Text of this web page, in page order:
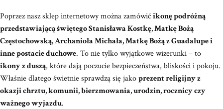
Poprzez nasz sklep internetowy można zamówićikonę podróżną
przedstawiającą świętego Stanisława Kostkę, Matkę Bożą
Częstochowską, Archanioła Michała, Matkę Bożą z Guadalupe i
inne postacie duchowe. To nie tylko wyjątkowe wizerunki – to
ikony z duszą, które dają poczucie bezpieczeństwa, bliskości i pokoju.
Właśnie dlatego świetnie sprawdzą się jakoprezent religijny z
okazji chrztu, komunii, bierzmowania, urodzin, rocznicy czy
ważnego wyjazdu.